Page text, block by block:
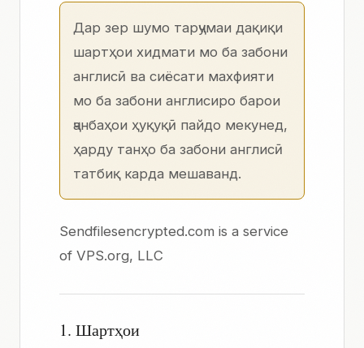
Дар зер шумо тарҷумаи дақиқи
шартҳои хидмати мо ба забони
англисӣ ва сиёсати махфияти
мо ба забони англисиро барои
ҷанбаҳои ҳуқуқӣ пайдо мекунед,
ҳарду танҳо ба забони англисӣ
татбиқ карда мешаванд.
Sendfilesencrypted.com is a service
of VPS.org, LLC
1. Шартҳои